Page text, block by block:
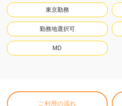
東京勤務
勤務地選択可
MD
ご利用の流れ